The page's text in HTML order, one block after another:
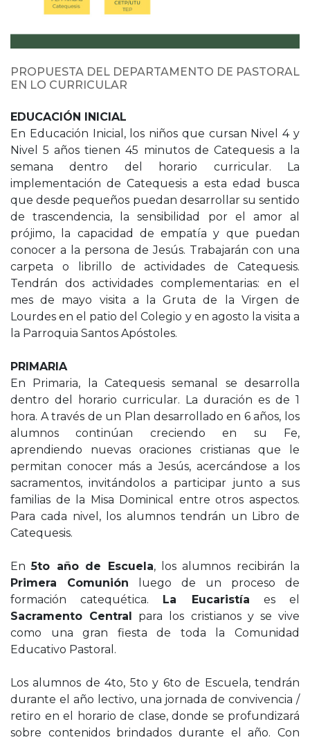
PROPUESTA DEL DEPARTAMENTO DE PASTORAL
EN LO CURRICULAR
EDUCACIÓN INICIAL
En Educación Inicial, los niños que cursan Nivel 4 y
Nivel 5 años tienen 45 minutos de Catequesis a la
semana dentro del horario curricular. La
implementación de Catequesis a esta edad busca
que desde pequeños puedan desarrollar su sentido
de trascendencia, la sensibilidad por el amor al
prójimo, la capacidad de empatía y que puedan
conocer a la persona de Jesús. Trabajarán con una
carpeta o librillo de actividades de Catequesis.
Tendrán dos actividades complementarias: en el
mes de mayo visita a la Gruta de la Virgen de
Lourdes en el patio del Colegio y en agosto la visita a
la Parroquia Santos Apóstoles.
PRIMARIA
En Primaria, la Catequesis semanal se desarrolla
dentro del horario curricular. La duración es de 1
hora. A través de un Plan desarrollado en 6 años, los
alumnos continúan creciendo en su Fe,
aprendiendo nuevas oraciones cristianas que le
permitan conocer más a Jesús, acercándose a los
sacramentos, invitándolos a participar junto a sus
familias de la Misa Dominical entre otros aspectos.
Para cada nivel, los alumnos tendrán un Libro de
Catequesis.
En5to año de Escuela, los alumnos recibirán la
Primera Comunión luego de un proceso de
formación catequética. La Eucaristía es el
Sacramento Central para los cristianos y se vive
como una gran fiesta de toda la Comunidad
Educativo Pastoral.
Los alumnos de 4to, 5to y 6to de Escuela, tendrán
durante el año lectivo, una jornada de convivencia /
retiro en el horario de clase, donde se profundizará
sobre contenidos brindados durante el año. Con